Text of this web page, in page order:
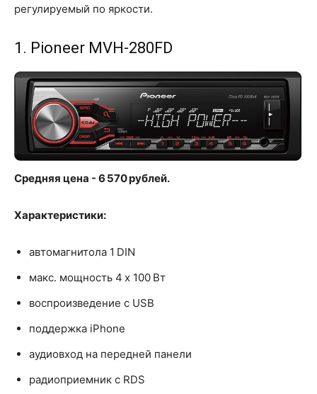
регулируемый по яркости.
1. Pioneer MVH-280FD
Средняя цена - 6 570 рублей.
Характеристики:
автомагнитола 1 DIN
макс. мощность 4 x 100 Вт
воспроизведение с USB
поддержка iPhone
аудиовход на передней панели
радиоприемник с RDS